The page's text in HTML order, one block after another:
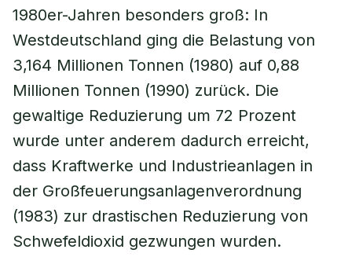
1980er-Jahren besonders groß: In
Westdeutschland ging die Belastung von
3,164 Millionen Tonnen (1980) auf 0,88
Millionen Tonnen (1990) zurück. Die
gewaltige Reduzierung um 72 Prozent
wurde unter anderem dadurch erreicht,
dass Kraftwerke und Industrieanlagen in
der Großfeuerungsanlagenverordnung
(1983) zur drastischen Reduzierung von
Schwefeldioxid gezwungen wurden.